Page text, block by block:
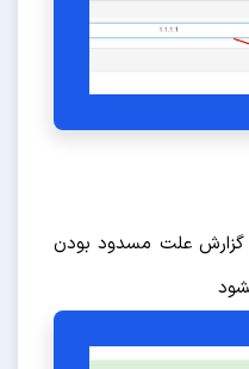
علت مسدود بودن